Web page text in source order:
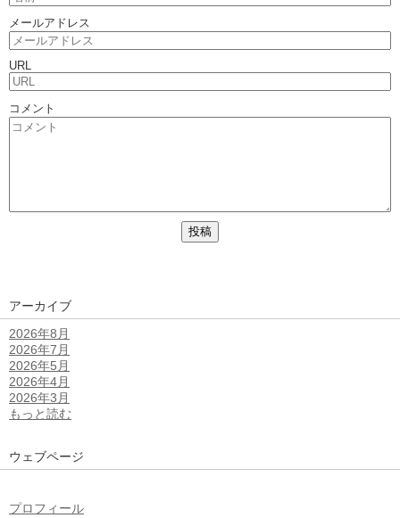
メールアドレス
URL
コメント
アーカイブ
2026年8月
2026年7月
2026年5月
2026年4月
2026年3月
もっと読む
ウェブページ
プロフィール